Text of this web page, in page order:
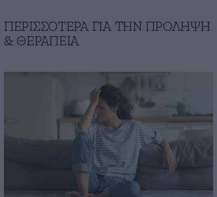
ΠΕΡΙΣΣΟΤΕΡΑ ΓΙΑ ΤΗΝ ΠΡΟΛΗΨΗ
& ΘΕΡΑΠΕΙΑ